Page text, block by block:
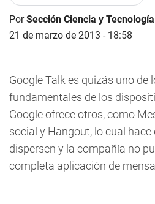
PorSección Ciencia y Tecnología
21 de marzo de 2013 - 18:58
Google Talk es quizás uno de
fundamentales de los
Google ofrece otros, como
social y Hangout, lo cual
dispersen y la compañía no
completa aplicación de